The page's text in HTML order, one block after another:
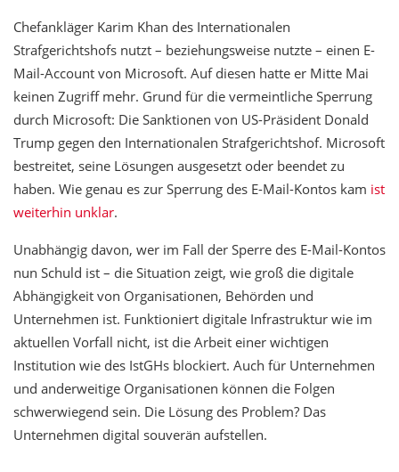
Chefankläger Karim Khan des Internationalen
Strafgerichtshofs nutzt – beziehungsweise nutzte – einen E-
Mail-Account von Microsoft. Auf diesen hatte er Mitte Mai
keinen Zugriff mehr. Grund für die vermeintliche Sperrung
durch Microsoft: Die Sanktionen von US-Präsident Donald
Trump gegen den Internationalen Strafgerichtshof. Microsoft
bestreitet, seine Lösungen ausgesetzt oder beendet zu
haben. Wie genau es zur Sperrung des E-Mail-Kontos kam ist
weiterhin unklar.
Unabhängig davon, wer im Fall der Sperre des E-Mail-Kontos
nun Schuld ist – die Situation zeigt, wie groß die digitale
Abhängigkeit von Organisationen, Behörden und
Unternehmen ist. Funktioniert digitale Infrastruktur wie im
aktuellen Vorfall nicht, ist die Arbeit einer wichtigen
Institution wie des IstGHs blockiert. Auch für Unternehmen
und anderweitige Organisationen können die Folgen
schwerwiegend sein. Die Lösung des Problem? Das
Unternehmen digital souverän aufstellen.